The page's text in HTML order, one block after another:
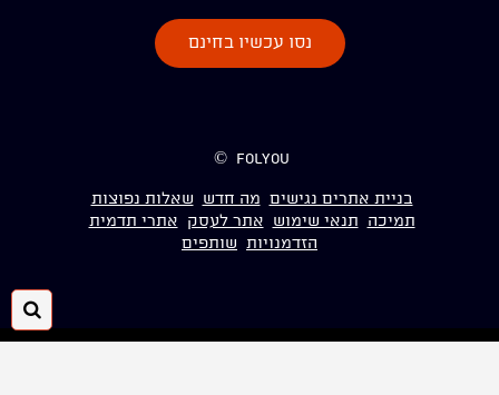
נסו עכשיו בחינם
folyou ©
בניית אתרים נגישים מה חדש שאלות נפוצות
תמיכה תנאי שימוש אתר לעסק אתרי תדמית
הזדמנויות שותפים